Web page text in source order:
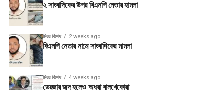
২ সাংবাদিকের উপর বিএনপি নেতার হামলা
মিরর বিশেষ 2 weeks ago
বিএনপি নেতার নামে সাংবাদিকের মামলা
মিরর বিশেষ 4 weeks ago
ড্রেজার জব্দ হলেও অধরা বালুখেকোরা